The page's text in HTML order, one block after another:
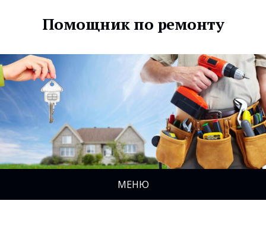
Помощник по ремонту
МЕНЮ